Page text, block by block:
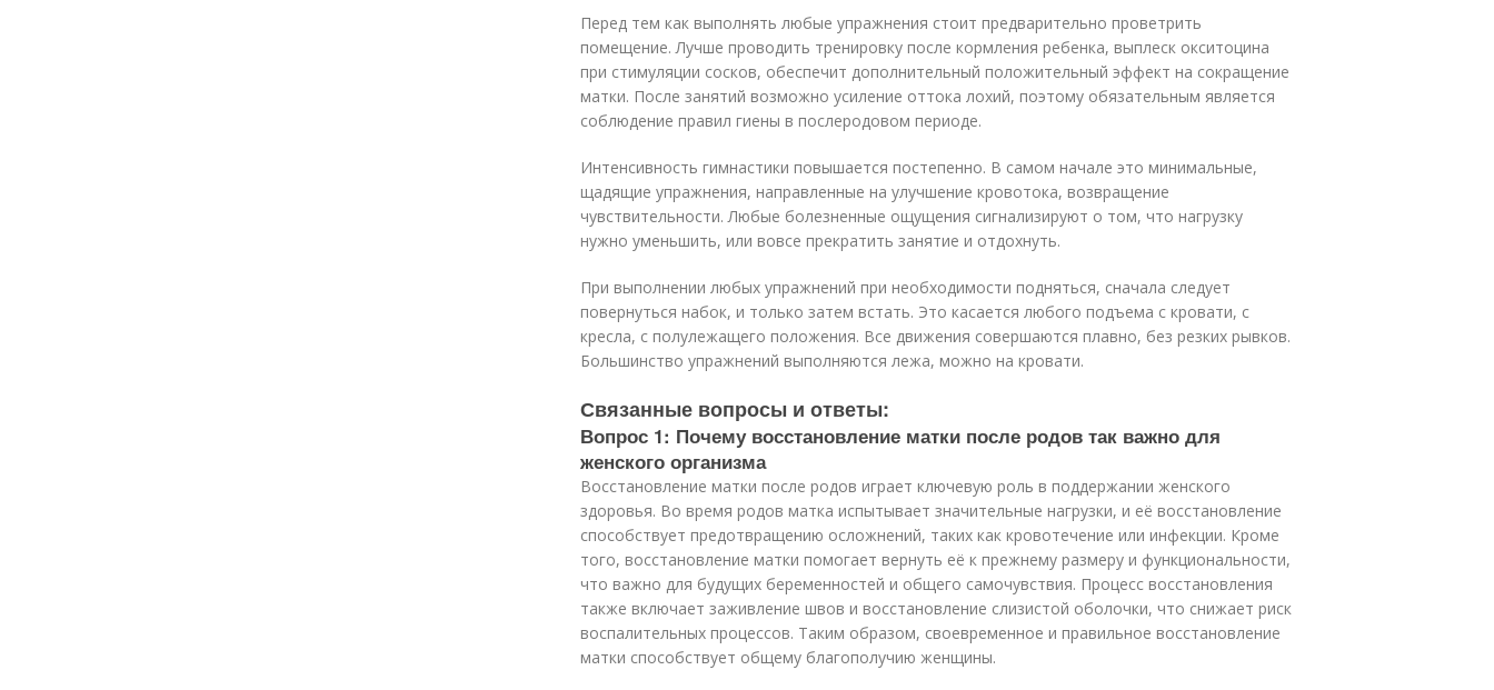
Перед тем как выполнять любые упражнения стоит предварительно проветрить
помещение. Лучше проводить тренировку после кормления ребенка, выплеск окситоцина
при стимуляции сосков, обеспечит дополнительный положительный эффект на сокращение
матки. После занятий возможно усиление оттока лохий, поэтому обязательным является
соблюдение правил гиены в послеродовом периоде.
Интенсивность гимнастики повышается постепенно. В самом начале это минимальные,
щадящие упражнения, направленные на улучшение кровотока, возвращение
чувствительности. Любые болезненные ощущения сигнализируют о том, что нагрузку
нужно уменьшить, или вовсе прекратить занятие и отдохнуть.
При выполнении любых упражнений при необходимости подняться, сначала следует
повернуться набок, и только затем встать. Это касается любого подъема с кровати, с
кресла, с полулежащего положения. Все движения совершаются плавно, без резких рывков.
Большинство упражнений выполняются лежа, можно на кровати.
Связанные вопросы и ответы:
Вопрос 1: Почему восстановление матки после родов так важно для
женского организма
Восстановление матки после родов играет ключевую роль в поддержании женского
здоровья. Во время родов матка испытывает значительные нагрузки, и её восстановление
способствует предотвращению осложнений, таких как кровотечение или инфекции. Кроме
того, восстановление матки помогает вернуть её к прежнему размеру и функциональности,
что важно для будущих беременностей и общего самочувствия. Процесс восстановления
также включает заживление швов и восстановление слизистой оболочки, что снижает риск
воспалительных процессов. Таким образом, своевременное и правильное восстановление
матки способствует общему благополучию женщины.